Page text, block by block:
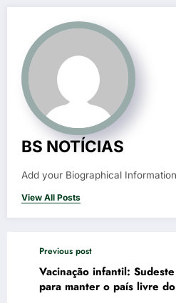
BS NOTÍCIAS
Add your Biographical
View All Posts
Previous post
Vacinação infantil:
para manter o país livre